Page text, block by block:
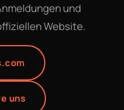
und
Website.
uns